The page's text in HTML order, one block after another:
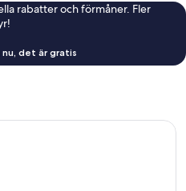
rabatter och förmåner. Fler
det är gratis